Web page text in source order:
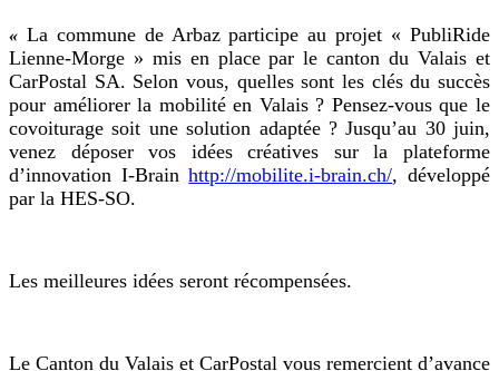
« La commune de Arbaz participe au projet « PubliRide
Lienne-Morge » mis en place par le canton du Valais et
CarPostal SA. Selon vous, quelles sont les clés du succès
pour améliorer la mobilité en Valais ? Pensez-vous que le
covoiturage soit une solution adaptée ? Jusqu’au 30 juin,
venez déposer vos idées créatives sur la plateforme
d’innovation I-Brainhttp://mobilite.i-brain.ch/, développé
par la HES-SO.
Les meilleures idées seront récompensées.
Le Canton du Valais et CarPostal vous remercient d’avance